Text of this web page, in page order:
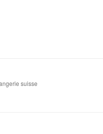
suisse